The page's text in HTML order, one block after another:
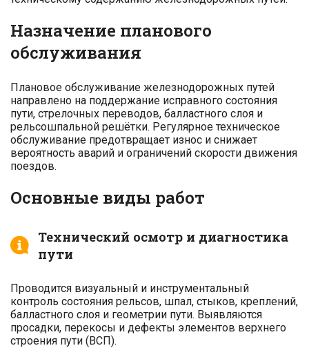
Назначение планового
обслуживания
Плановое обслуживание железнодорожных путей
направлено на поддержание исправного состояния
пути, стрелочных переводов, балластного слоя и
рельсошпальной решётки. Регулярное техническое
обслуживание предотвращает износ и снижает
вероятность аварий и ограничений скорости движения
поездов.
Основные виды работ
Технический осмотр и диагностика
пути
Проводится визуальный и инструментальный
контроль состояния рельсов, шпал, стыков, креплений,
балластного слоя и геометрии пути. Выявляются
просадки, перекосы и дефекты элементов верхнего
строения пути (ВСП).